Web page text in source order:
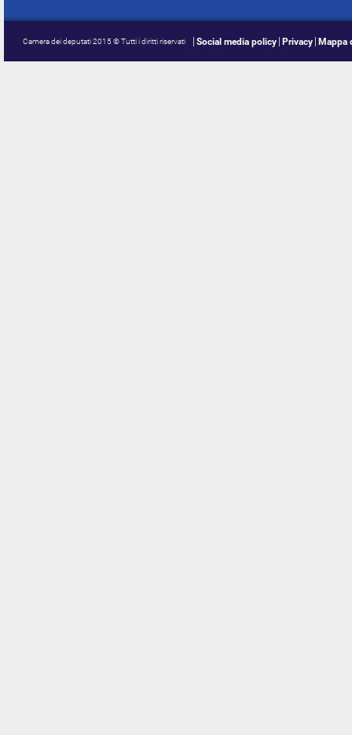
Camera dei deputati 2015 © Tutti i diritti riservati Social media policy Privacy Mappa